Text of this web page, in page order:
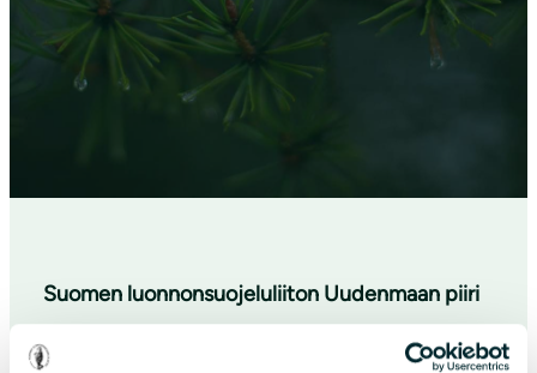
Suomen luonnonsuojeluliiton Uudenmaan piiri
Inkoon-Siuntion Ympäristöyhdistys ry